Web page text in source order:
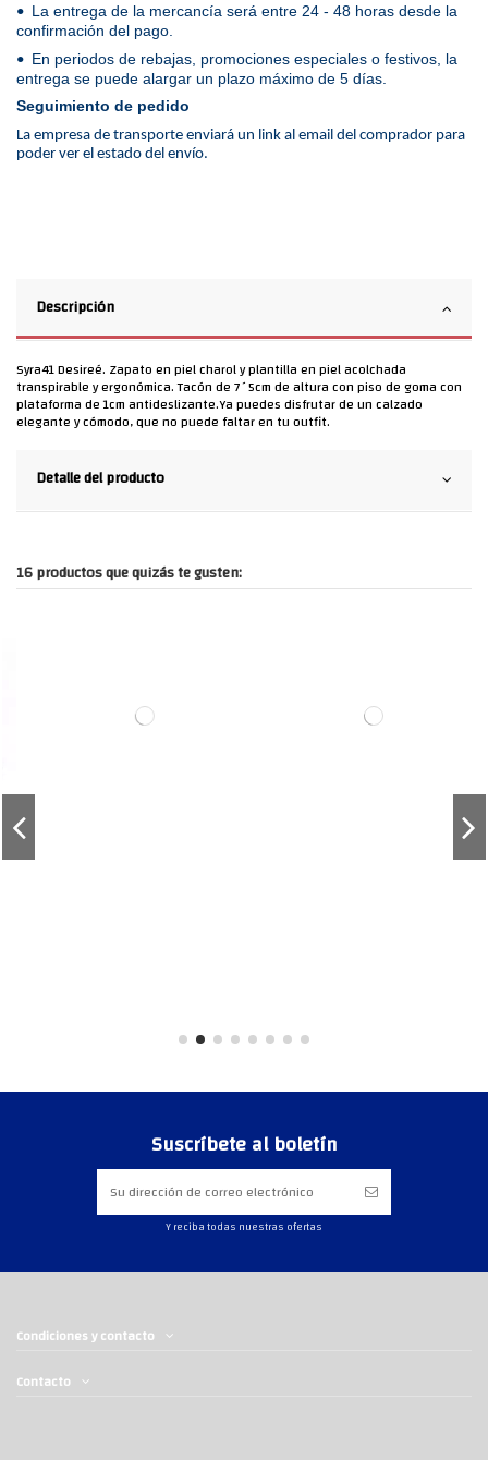
• La entrega de la mercancía será entre 24 - 48 horas desde la
confirmación del pago.
• En periodos de rebajas, promociones especiales o festivos, la
entrega se puede alargar un plazo máximo de 5 días.
Seguimiento de pedido
La empresa de transporte enviará un link al email del comprador para
poder ver el estado del envío.
Descripción
Syra41 Desireé. Zapato en piel charol y plantilla en piel acolchada
transpirable y ergonómica. Tacón de 7´5cm de altura con piso de goma con
plataforma de 1cm antideslizante.Ya puedes disfrutar de un calzado
elegante y cómodo, que no puede faltar en tu outfit.
Detalle del producto
16 productos que quizás te gusten:
Suscríbete al boletín
Y reciba todas nuestras ofertas
Condiciones y contacto
Contacto